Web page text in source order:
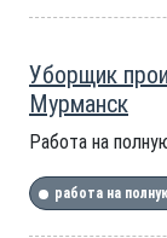
Уборщик
Мурманск
Работа на
работа на